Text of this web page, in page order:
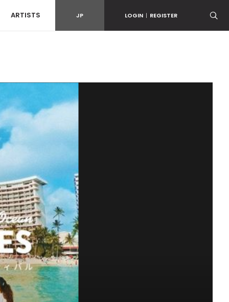
ARTISTS JP LOGIN | REGISTER